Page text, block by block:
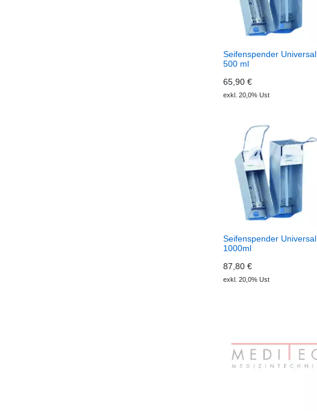
Seifenspender Universal
500 ml
65,90 €
exkl. 20,0% Ust
Seifenspender Universal
1000ml
87,80 €
exkl. 20,0% Ust